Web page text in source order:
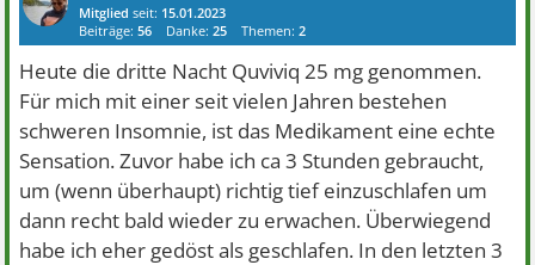
Mitglied seit: 15.01.2023
Beiträge:56 Danke:25 Themen:2
Heute die dritte Nacht Quviviq 25 mg genommen.
Für mich mit einer seit vielen Jahren bestehen
schweren Insomnie, ist das Medikament eine echte
Sensation. Zuvor habe ich ca 3 Stunden gebraucht,
um (wenn überhaupt) richtig tief einzuschlafen um
dann recht bald wieder zu erwachen. Überwiegend
habe ich eher gedöst als geschlafen. In den letzten 3